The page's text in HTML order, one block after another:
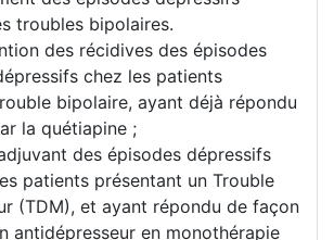
troubles bipolaires.
des récidives des épisodes
chez les patients
bipolaire, ayant déjà répondu
la quétiapine ;
des épisodes dépressifs
patients présentant un Trouble
(TDM), et ayant répondu de façon
antidépresseur en monothérapie